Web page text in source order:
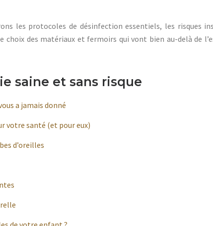
les protocoles de désinfection essentiels, les risques
des matériaux et fermoirs qui vont bien au-delà de
saine et sans risque
a jamais donné
votre santé (et pour eux)
d’oreilles